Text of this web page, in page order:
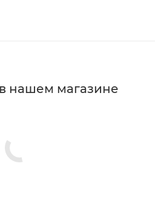
нашем магазине